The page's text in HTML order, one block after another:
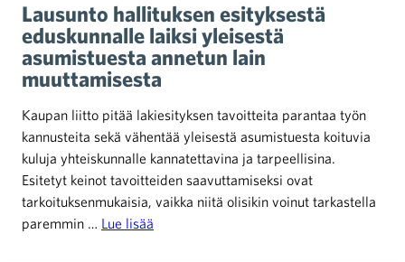
Lausunto hallituksen esityksestä
eduskunnalle laiksi yleisestä
asumistuesta annetun lain
muuttamisesta
Kaupan liitto pitää lakiesityksen tavoitteita parantaa työn
kannusteita sekä vähentää yleisestä asumistuesta koituvia
kuluja yhteiskunnalle kannatettavina ja tarpeellisina.
Esitetyt keinot tavoitteiden saavuttamiseksi ovat
tarkoituksenmukaisia, vaikka niitä olisikin voinut tarkastella
paremmin … Lue lisää